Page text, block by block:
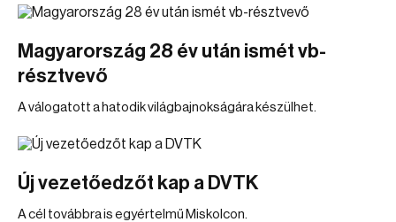
Magyarország 28 év után ismét vb-
résztvevő
A válogatott a hatodik világbajnokságára készülhet.
Új vezetőedzőt kap a DVTK
A cél továbbra is egyértelmű Miskolcon.